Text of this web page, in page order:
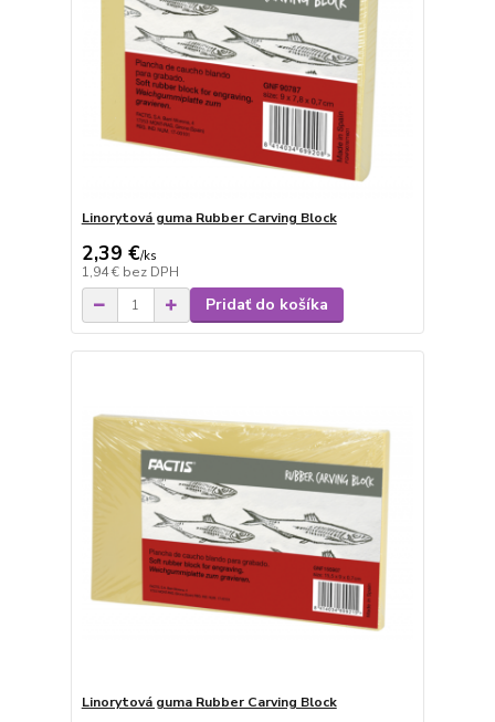
Linorytová guma Rubber Carving Block
2,39 €/ks
1,94 € bez DPH
Pridať do košíka
Linorytová guma Rubber Carving Block